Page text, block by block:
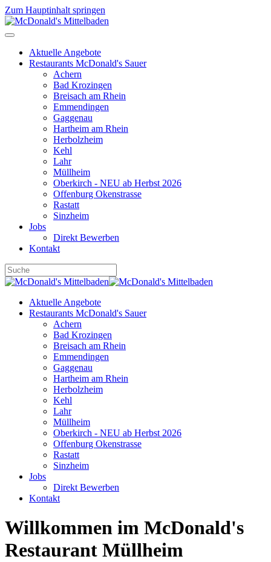
Zum Hauptinhalt springen
Aktuelle Angebote
Restaurants McDonald's Sauer
Achern
Bad Krozingen
Breisach am Rhein
Emmendingen
Gaggenau
Hartheim am Rhein
Herbolzheim
Kehl
Lahr
Müllheim
Oberkirch - NEU ab Herbst 2026
Offenburg Okenstrasse
Rastatt
Sinzheim
Jobs
Direkt Bewerben
Kontakt
Aktuelle Angebote
Restaurants McDonald's Sauer
Achern
Bad Krozingen
Breisach am Rhein
Emmendingen
Gaggenau
Hartheim am Rhein
Herbolzheim
Kehl
Lahr
Müllheim
Oberkirch - NEU ab Herbst 2026
Offenburg Okenstrasse
Rastatt
Sinzheim
Jobs
Direkt Bewerben
Kontakt
Willkommen im McDonald's
Re‍stau‍rant Müll‍heim